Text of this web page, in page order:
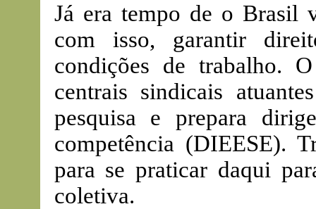
Já era tempo de o Brasil
com isso, garantir
condições de trabalho.
centrais sindicais
pesquisa e prepara
competência (DIEESE).
para se praticar daqui
coletiva.